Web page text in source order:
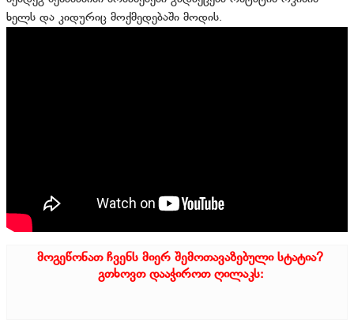
ხელს და კიდურიც მოქმედებაში მოდის.
მოგეწონათ ჩვენს მიერ შემოთავაზებული სტატია?
გთხოვთ დააჭიროთ ღილაკს: